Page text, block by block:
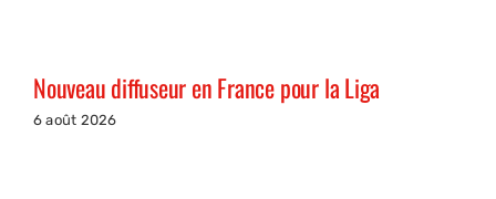
Nouveau diffuseur en France pour la Liga
6 août 2026